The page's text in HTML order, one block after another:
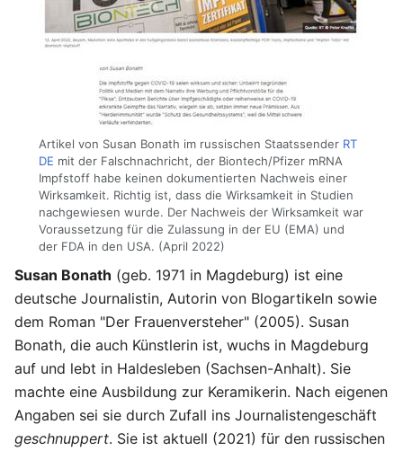
Artikel von Susan Bonath im russischen Staatssender RT
DE mit der Falschnachricht, der Biontech/Pfizer mRNA
Impfstoff habe keinen dokumentierten Nachweis einer
Wirksamkeit. Richtig ist, dass die Wirksamkeit in Studien
nachgewiesen wurde. Der Nachweis der Wirksamkeit war
Voraussetzung für die Zulassung in der EU (EMA) und
der FDA in den USA. (April 2022)
Susan Bonath (geb. 1971 in Magdeburg) ist eine
deutsche Journalistin, Autorin von Blogartikeln sowie
dem Roman "Der Frauenversteher" (2005). Susan
Bonath, die auch Künstlerin ist, wuchs in Magdeburg
auf und lebt in Haldesleben (Sachsen-Anhalt). Sie
machte eine Ausbildung zur Keramikerin. Nach eigenen
Angaben sei sie durch Zufall ins Journalisten­geschäft
geschnuppert. Sie ist aktuell (2021) für den russischen